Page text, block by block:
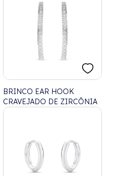
BRINCO EAR HOOK
CRAVEJADO DE ZIRCÔNIA